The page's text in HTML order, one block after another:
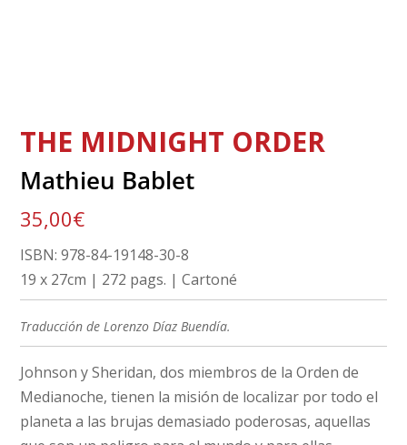
THE MIDNIGHT ORDER
Mathieu Bablet
35,00€
ISBN: 978-84-19148-30-8
19 x 27cm | 272 pags. | Cartoné
Traducción de Lorenzo Díaz Buendía.
Johnson y Sheridan, dos miembros de la Orden de
Medianoche, tienen la misión de localizar por todo el
planeta a las brujas demasiado poderosas, aquellas